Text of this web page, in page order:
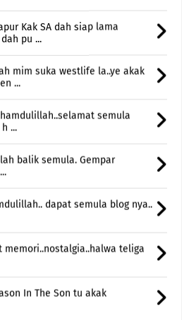
mim suka westlife la..ye akak
...
semula
...
balik semula. Gempar
dapat semula blog nya..
memori..nostalgia..halwa teliga
In The Son tu akak